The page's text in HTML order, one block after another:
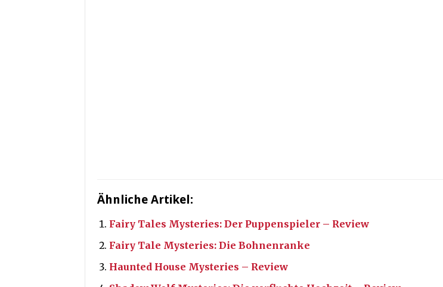
Ähnliche Artikel:
Fairy Tales Mysteries: Der Puppenspieler – Review
Fairy Tale Mysteries: Die Bohnenranke
Haunted House Mysteries – Review